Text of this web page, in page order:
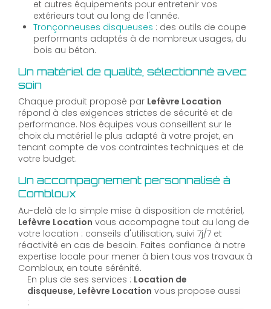
et autres équipements pour entretenir vos
extérieurs tout au long de l'année.
Tronçonneuses disqueuses : des outils de coupe
performants adaptés à de nombreux usages, du
bois au béton.
Un matériel de qualité, sélectionné avec
soin
Chaque produit proposé par Lefèvre Location
répond à des exigences strictes de sécurité et de
performance. Nos équipes vous conseillent sur le
choix du matériel le plus adapté à votre projet, en
tenant compte de vos contraintes techniques et de
votre budget.
Un accompagnement personnalisé à
Combloux
Au-delà de la simple mise à disposition de matériel,
Lefèvre Location vous accompagne tout au long de
votre location : conseils d'utilisation, suivi 7j/7 et
réactivité en cas de besoin. Faites confiance à notre
expertise locale pour mener à bien tous vos travaux à
Combloux, en toute sérénité.
En plus de ses services : Location de
disqueuse, Lefèvre Location vous propose aussi
: